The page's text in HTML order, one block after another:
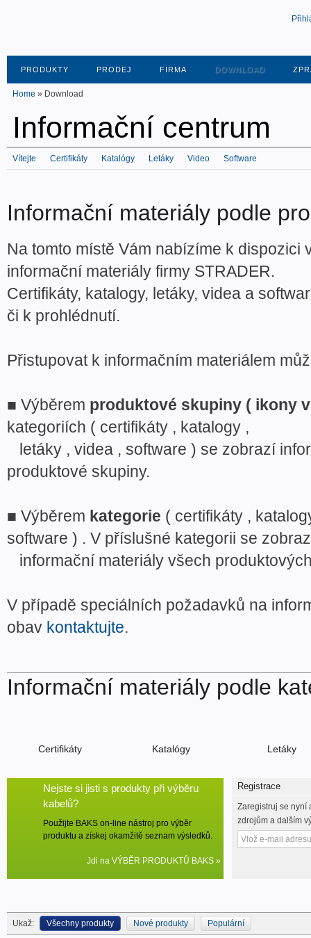
PRODUKTY PRODEJ FIRMA DOWNLOAD
Home » Download
Informační centrum
Vítejte Certifikáty Katalógy Letáky Video Software
Download
Informační materiály podle
Na tomto místě Vám nabízíme k dispozici
informační materiály firmy STRADER.
Certifikáty, katalogy, letáky, videa a
či k prohlédnutí.
Přistupovat k informačním materiálem
■ Výběrem produktové skupiny ( ikony
kategoriích ( certifikáty , katalogy ,
letáky , videa , software ) se zobrazí
produktové skupiny.
■ Výběrem kategorie ( certifikáty ,
software ) . V příslušné kategorii se
informační materiály všech
V případě speciálních požadavků na
obav kontaktujte.
Informační materiály podle
Certifikáty Katalógy Letáky
Nejste si jisti s produkty při výběru
kabelů?
Použijte BAKS on-line nástroj pro výběr
produktu a získej okamžitě seznam výsledků.
Jdi na VÝBĚR PRODUKTŮ BAKS »
Registrace
Zaregistruj se nyní
zdrojům a dalším
Ukaž: Všechny produkty Nové produkty Populární